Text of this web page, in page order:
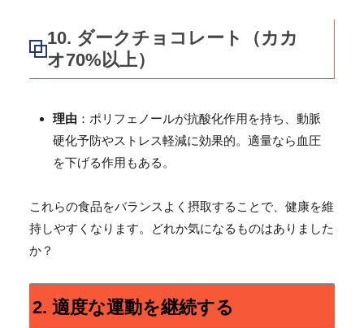
10. ダークチョコレート（カカ
オ70%以上）
理由 ：ポリフェノールが抗酸化作用を持ち、動脈
硬化予防やストレス軽減に効果的。適量なら血圧
を下げる作用もある。
これらの食品をバランスよく摂取することで、健康を維
持しやすくなります。どれか気になるものはありました
か？
2. 適度な運動を継続する